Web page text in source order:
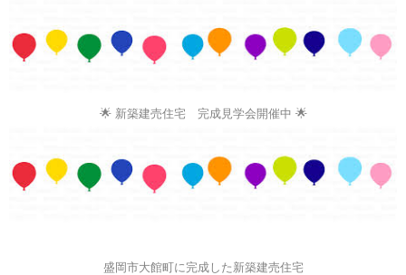
🌟 新築建売住宅 完成見学会開催中 🌟
盛岡市大館町に完成した新築建売住宅